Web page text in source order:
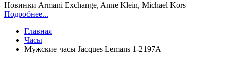
Новинки Armani Exchange, Anne Klein, Michael Kors
Подробнее...
Главная
Часы
Мужские часы Jacques Lemans 1-2197A